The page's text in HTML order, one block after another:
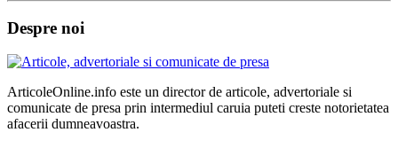
Despre noi
ArticoleOnline.info este un director de articole, advertoriale si
comunicate de presa prin intermediul caruia puteti creste notorietatea
afacerii dumneavoastra.